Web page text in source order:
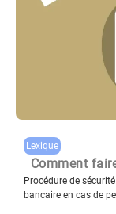
Lexique
Comment
Procédure de
bancaire en cas de